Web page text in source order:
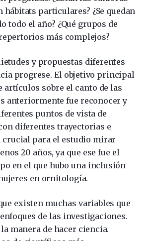
hábitats particulares? ¿Se quedan
todo el año? ¿Qué grupos de
más complejos?
y propuestas diferentes
progrese. El objetivo principal
artículos sobre el canto de las
anteriormente fue reconocer y
puntos de vista de
diferentes trayectorias e
crucial para el estudio mirar
20 años, ya que ese fue el
en el que hubo una inclusión
en ornitología.
existen muchas variables que
de las investigaciones.
manera de hacer ciencia.